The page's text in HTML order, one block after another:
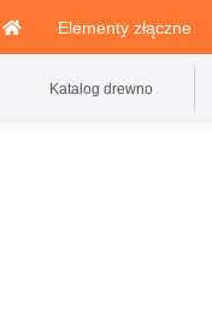
Elementy złączne
Katalog drewno